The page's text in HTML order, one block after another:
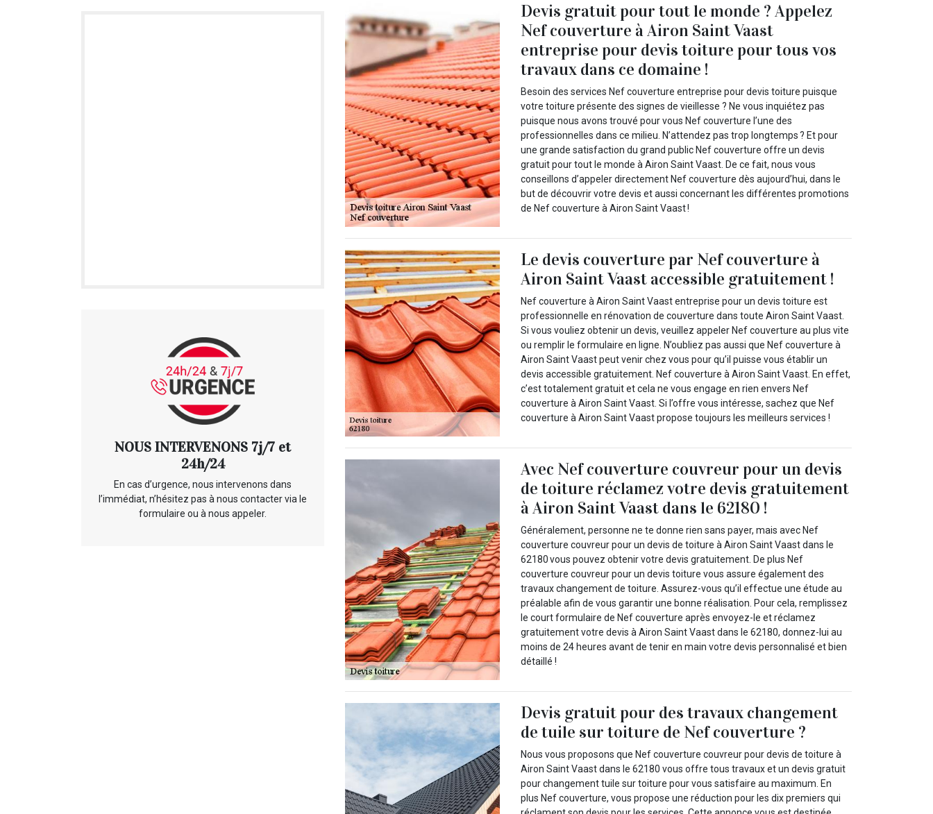
NOUS INTERVENONS 7j/7 et
24h/24
En cas d’urgence, nous intervenons dans
l’immédiat, n’hésitez pas à nous contacter via le
formulaire ou à nous appeler.
Devis gratuit pour tout le monde ? Appelez
Nef couverture à Airon Saint Vaast
entreprise pour devis toiture pour tous vos
travaux dans ce domaine !
Besoin des services Nef couverture entreprise pour devis toiture puisque
votre toiture présente des signes de vieillesse ? Ne vous inquiétez pas
puisque nous avons trouvé pour vous Nef couverture l’une des
professionnelles dans ce milieu. N’attendez pas trop longtemps ? Et pour
une grande satisfaction du grand public Nef couverture offre un devis
gratuit pour tout le monde à Airon Saint Vaast. De ce fait, nous vous
conseillons d’appeler directement Nef couverture dès aujourd’hui, dans le
but de découvrir votre devis et aussi concernant les différentes promotions
de Nef couverture à Airon Saint Vaast !
Le devis couverture par Nef couverture à
Airon Saint Vaast accessible gratuitement !
Nef couverture à Airon Saint Vaast entreprise pour un devis toiture est
professionnelle en rénovation de couverture dans toute Airon Saint Vaast.
Si vous vouliez obtenir un devis, veuillez appeler Nef couverture au plus vite
ou remplir le formulaire en ligne. N’oubliez pas aussi que Nef couverture à
Airon Saint Vaast peut venir chez vous pour qu’il puisse vous établir un
devis accessible gratuitement. Nef couverture à Airon Saint Vaast. En effet,
c’est totalement gratuit et cela ne vous engage en rien envers Nef
couverture à Airon Saint Vaast. Si l’offre vous intéresse, sachez que Nef
couverture à Airon Saint Vaast propose toujours les meilleurs services !
Avec Nef couverture couvreur pour un devis
de toiture réclamez votre devis gratuitement
à Airon Saint Vaast dans le 62180 !
Généralement, personne ne te donne rien sans payer, mais avec Nef
couverture couvreur pour un devis de toiture à Airon Saint Vaast dans le
62180 vous pouvez obtenir votre devis gratuitement. De plus Nef
couverture couvreur pour un devis toiture vous assure également des
travaux changement de toiture. Assurez-vous qu’il effectue une étude au
préalable afin de vous garantir une bonne réalisation. Pour cela, remplissez
le court formulaire de Nef couverture après envoyez-le et réclamez
gratuitement votre devis à Airon Saint Vaast dans le 62180, donnez-lui au
moins de 24 heures avant de tenir en main votre devis personnalisé et bien
détaillé !
Devis gratuit pour des travaux changement
de tuile sur toiture de Nef couverture ?
Nous vous proposons que Nef couverture couvreur pour devis de toiture à
Airon Saint Vaast dans le 62180 vous offre tous travaux et un devis gratuit
pour changement tuile sur toiture pour vous satisfaire au maximum. En
plus Nef couverture, vous propose une réduction pour les dix premiers qui